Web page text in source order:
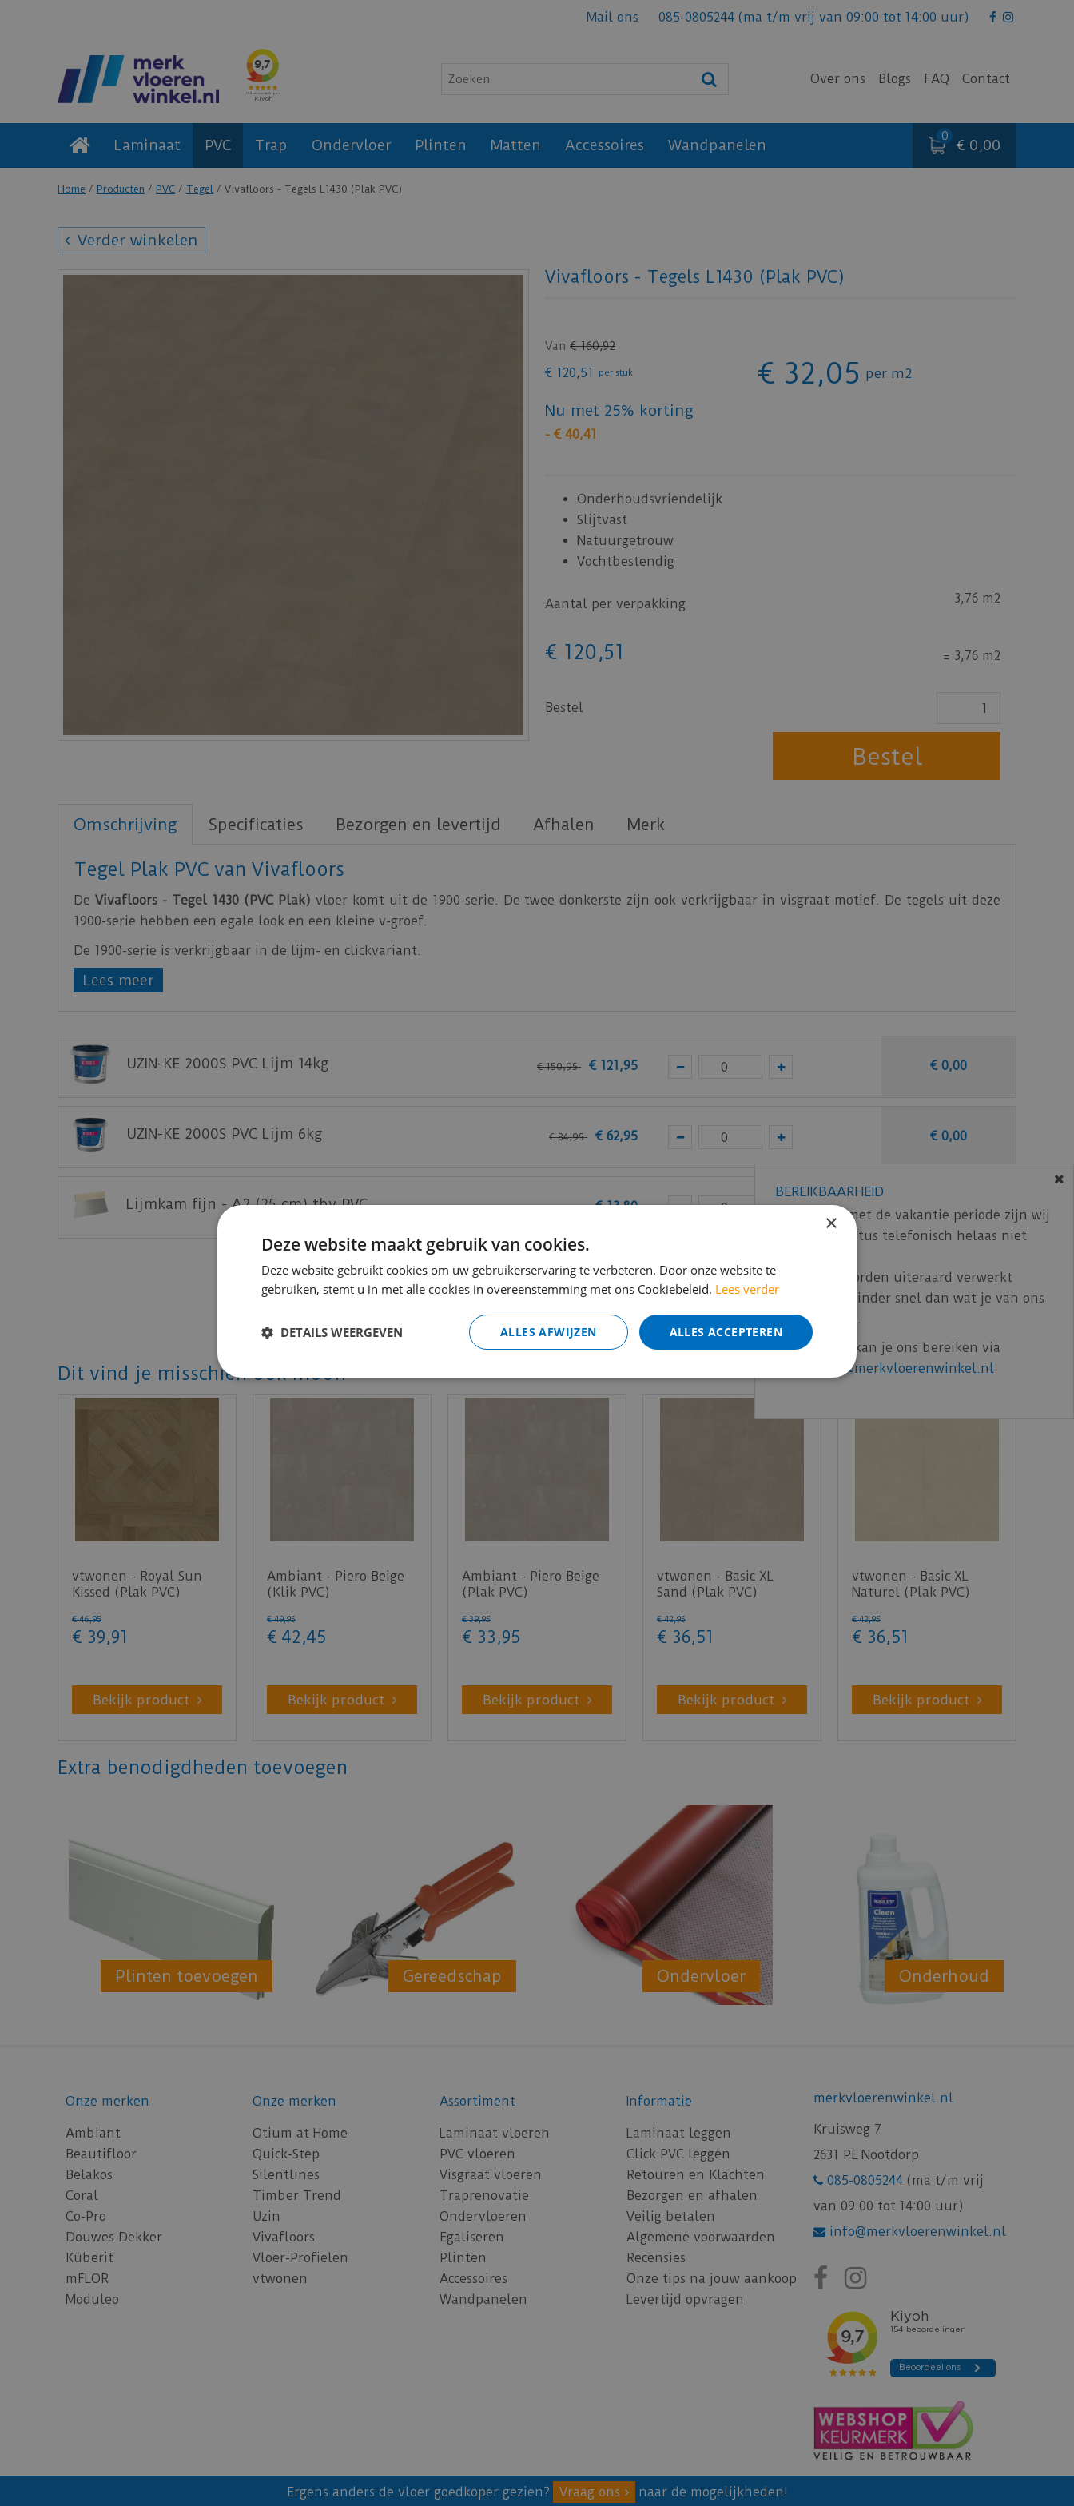
Home Producten PVC Tegel Vivafloors - Tegels L1430 (Plak PVC)
Mail ons 085-0805244 (ma t/m vrij van 09:00 tot 14:00 uur)
Over ons Blogs FAQ Contact
Laminaat PVC Trap Ondervloer Plinten Matten Accessoires Wandpanelen € 0,00
Verder winkelen
Vivafloors - Tegels L1430 (Plak PVC)
Van € 160,92
€ 120,51 per stuk € 32,05 per m2
Nu met 25% korting
- € 40,41
Onderhoudsvriendelijk
Slijtvast
Natuurgetrouw
Vochtbestendig
Aantal per verpakking 3,76 m2
€ 120 ,51 = 3,76 m2
Bestel
Omschrijving Specificaties Bezorgen en levertijd Afhalen Merk
Tegel Plak PVC van Vivafloors
De Vivafloors - Tegel 1430 (PVC Plak) vloer komt uit de 1900-serie. De twee donkerste zijn ook verkrijgbaar in visgraat motief. De tegels uit deze
1900-serie hebben een egale look en een kleine v-groef.
De 1900-serie is verkrijgbaar in de lijm- en clickvariant.
De PVC vloeren van
Bekijk
Deze vloer eerst thuis bekijken op een staal?
Lees meer
UZIN-KE 2000S PVC Lijm 14kg € 150,95 € 121,95 € 0,00
UZIN-KE 2000S PVC Lijm 6kg € 84,95 € 62,95 € 0,00
Lijmkam fijn - A2 (25 cm) tbv PVC € 13,80
Totaal (incl. BTW) € 51
Dit vind je misschien ook mooi!
vtwonen - Royal Sun
Kissed (Plak PVC)
€ 46,95
€ 39,91
Bekijk product
Ambiant - Piero Beige
(Klik PVC)
€ 49,95
€ 42 ,45
Bekijk product
Ambiant - Piero Beige
(Plak PVC)
€ 39,95
€ 33 ,95
Bekijk product
vtwonen - Basic XL
Sand (Plak PVC)
€ 42,95
€ 36,51
Bekijk product
vtwonen - Basic XL
Naturel (Plak PVC)
€ 42,95
€ 36,51
Bekijk product
Extra benodigdheden toevoegen
Plinten toevoegen Gereedschap Ondervloer Onderhoud
Onze merken
Ambiant
Beautifloor
Belakos
Coral
Co-Pro
Douwes Dekker
Küberit
mFLOR
Moduleo
Onze merken
Otium at Home
Quick-Step
Silentlines
Timber Trend
Uzin
Vivafloors
Vloer-Profielen
vtwonen
Assortiment
Laminaat vloeren
PVC vloeren
Visgraat vloeren
Traprenovatie
Ondervloeren
Egaliseren
Plinten
Accessoires
Wandpanelen
Informatie
Laminaat leggen
Click PVC leggen
Retouren en Klachten
Bezorgen en afhalen
Veilig betalen
Algemene voorwaarden
Recensies
Onze tips na jouw aankoop
Levertijd opvragen
merkvloerenwinkel.nl
Kruisweg 7
2631 PE Nootdorp
085-0805244 (ma t/m vrij
van 09:00 tot 14:00 uur)
info@merkvloerenwinkel.nl
Ergens anders de vloer goedkoper gezien? Vraag ons naar de mogelijkheden!
BEREIKBAARHEID
In verband met de vakantie periode zijn wij
t/m 14 augustus telefonisch helaas niet
Bestelling worden uiteraard verwerkt
echter iets minder snel dan wat je van ons
gewend bent.
Voor vragen kan je ons bereiken via
info@merkvloerenwinkel.nl
×
Deze website maakt gebruik van cookies.
Deze website gebruikt cookies om uw gebruikerservaring te verbeteren. Door onze website te
gebruiken, stemt u in met alle cookies in overeenstemming met ons Cookiebeleid. Lees verder
ALLES ACCEPTEREN
ALLES AFWIJZEN
DETAILS WEERGEVEN